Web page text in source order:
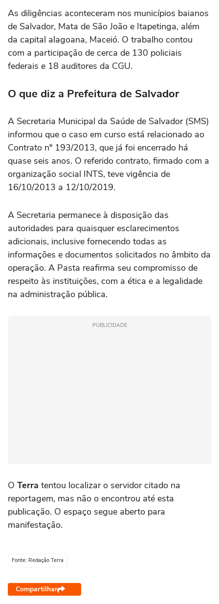
As diligências aconteceram nos municípios baianos
de Salvador, Mata de São João e Itapetinga, além
da capital alagoana, Maceió. O trabalho contou
com a participação de cerca de 130 policiais
federais e 18 auditores da CGU.
O que diz a Prefeitura de Salvador
A Secretaria Municipal da Saúde de Salvador (SMS)
informou que o caso em curso está relacionado ao
Contrato nº 193/2013, que já foi encerrado há
quase seis anos. O referido contrato, firmado com a
organização social INTS, teve vigência de
16/10/2013 a 12/10/2019.
A Secretaria permanece à disposição das
autoridades para quaisquer esclarecimentos
adicionais, inclusive fornecendo todas as
informações e documentos solicitados no âmbito da
operação. A Pasta reafirma seu compromisso de
respeito às instituições, com a ética e a legalidade
na administração pública.
PUBLICIDADE
O Terra tentou localizar o servidor citado na
reportagem, mas não o encontrou até esta
publicação. O espaço segue aberto para
manifestação.
Fonte: Redação Terra
Compartilhar